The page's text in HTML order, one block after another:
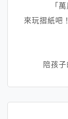
「
來玩摺紙吧
陪孩